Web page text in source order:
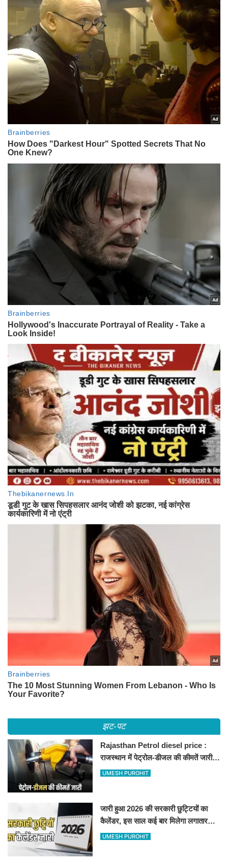
झट-पट
Rajasthan Petrol diesel price :
राजस्थान में पेट्रोल-डीजल की कीमतें जारी,
जानिए बीकानेर समेत पुरे प्रदेश में नए रेट
UMESH PUROHIT
जारी हुआ 2026 की सरकारी छुट्टियों का
कैलेंडर, इस साल कई बार मिलेगा लगातार
अवकाश, देखें
UMESH PUROHIT